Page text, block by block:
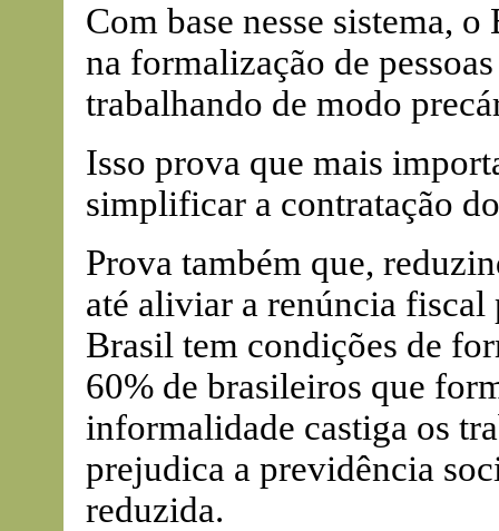
Com base nesse sistema,
na formalização de
trabalhando de modo
Isso prova que mais
simplificar a contratação
Prova também que,
até aliviar a renúncia
Brasil tem condições de
60% de brasileiros que
informalidade castiga os
prejudica a previdência
reduzida.